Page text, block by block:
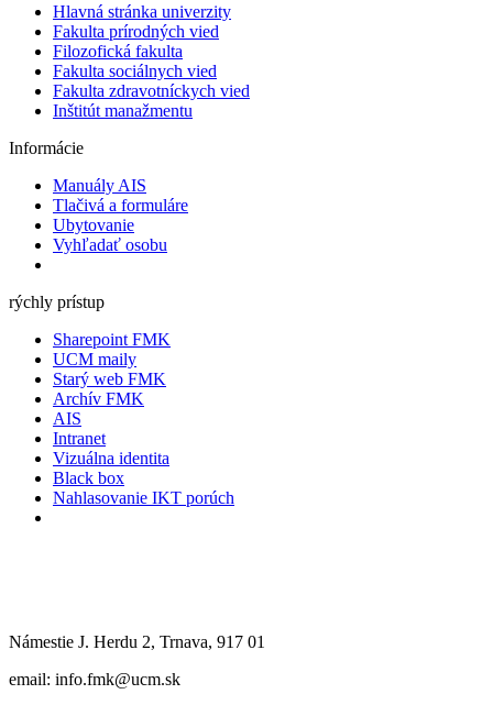
Hlavná stránka univerzity
Fakulta prírodných vied
Filozofická fakulta
Fakulta sociálnych vied
Fakulta zdravotníckych vied
Inštitút manažmentu
Informácie
Manuály AIS
Tlačivá a formuláre
Ubytovanie
Vyhľadať osobu
rýchly prístup
Sharepoint FMK
UCM maily
Starý web FMK
Archív FMK
AIS
Intranet
Vizuálna identita
Black box
Nahlasovanie IKT porúch
Námestie J. Herdu 2, Trnava, 917 01
email: info.fmk@ucm.sk